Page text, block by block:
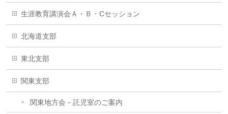
生涯教育講演会Ａ・Ｂ・Cセッション
北海道支部
東北支部
関東支部
関東地方会－託児室のご案内